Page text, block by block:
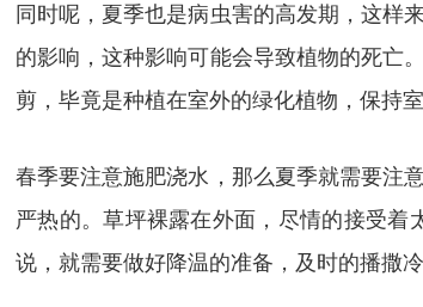
同时呢，夏季也是病虫害的高发期，这样
的影响，这种影响可能会导致植物的死亡
剪，毕竟是种植在室外的绿化植物，保持
春季要注意施肥浇水，那么夏季就需要注
严热的。草坪裸露在外面，尽情的接受
说，就需要做好降温的准备，及时的播撒冷